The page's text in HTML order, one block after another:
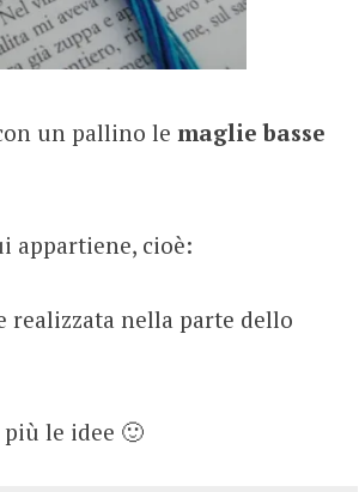
un pallino le maglie basse
appartiene, cioè:
realizzata nella parte dello
le idee 🙂